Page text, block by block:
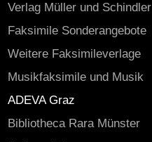
Verlag Müller und Schindler
Faksimile Sonderangebote
Weitere Faksimileverlage
Musikfaksimile und Musik
ADEVA Graz
Bibliotheca Rara Münster